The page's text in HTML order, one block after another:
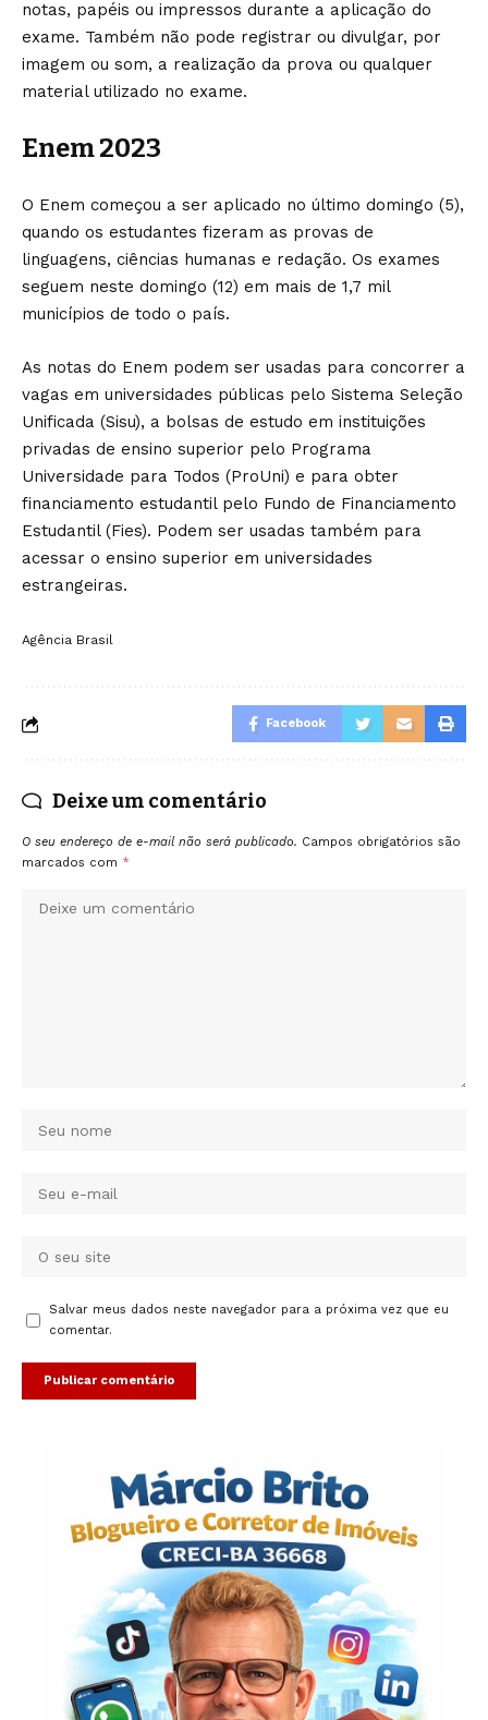
notas, papéis ou impressos durante a aplicação do
exame. Também não pode registrar ou divulgar, por
imagem ou som, a realização da prova ou qualquer
material utilizado no exame.
Enem 2023
O Enem começou a ser aplicado no último domingo (5),
quando os estudantes fizeram as provas de
linguagens, ciências humanas e redação. Os exames
seguem neste domingo (12) em mais de 1,7 mil
municípios de todo o país.
As notas do Enem podem ser usadas para concorrer a
vagas em universidades públicas pelo Sistema Seleção
Unificada (Sisu), a bolsas de estudo em instituições
privadas de ensino superior pelo Programa
Universidade para Todos (ProUni) e para obter
financiamento estudantil pelo Fundo de Financiamento
Estudantil (Fies). Podem ser usadas também para
acessar o ensino superior em universidades
estrangeiras.
Agência Brasil
Facebook
Deixe um comentário
O seu endereço de e-mail não será publicado. Campos obrigatórios são
marcados com *
Salvar meus dados neste navegador para a próxima vez que eu
comentar.